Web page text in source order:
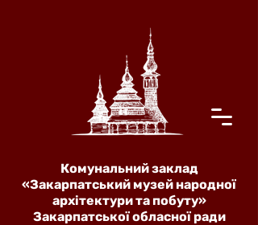
Комунальний заклад
«Закарпатський музей народної
архітектури та побуту»
Закарпатської обласної ради